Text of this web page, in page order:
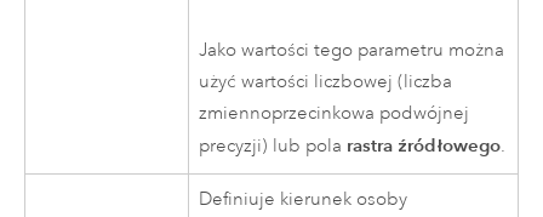
Jako wartości tego parametru można
użyć wartości liczbowej (liczba
zmiennoprzecinkowa podwójnej
precyzji) lub pola rastra źródłowego.
Definiuje kierunek osoby